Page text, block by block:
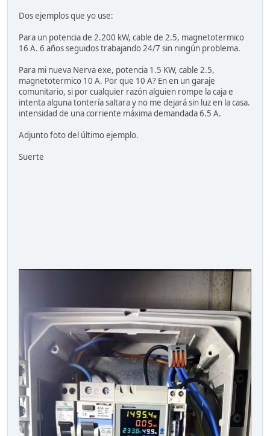
Dos ejemplos que yo use:
Para un potencia de 2.200 kW, cable de 2.5, magnetotermico
16 A. 6 años seguidos trabajando 24/7 sin ningún problema.
Para mi nueva Nerva exe, potencia 1.5 KW, cable 2.5,
magnetotermico 10 A. Por que 10 A? En en un garaje
comunitario, si por cualquier razón alguien rompe la caja e
intenta alguna tontería saltara y no me dejará sin luz en la casa.
intensidad de una corriente máxima demandada 6.5 A.
Adjunto foto del último ejemplo.
Suerte